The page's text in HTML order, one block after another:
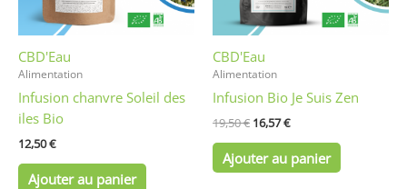
CBD'Eau
Alimentation
Infusion chanvre Soleil des
iles Bio
12,50€
Ajouter au panier
CBD'Eau
Alimentation
Infusion Bio Je Suis Zen
19,50€ 16,57€
Ajouter au panier